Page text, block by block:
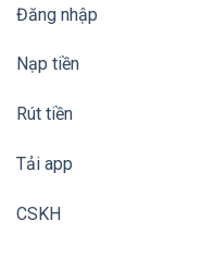
Đăng nhập
Nạp tiền
Rút tiền
Tải app
CSKH